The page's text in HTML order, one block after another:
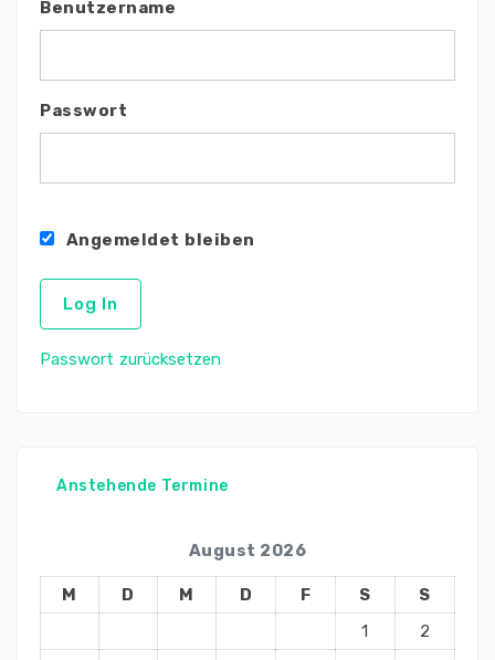
Benutzername
Passwort
Angemeldet bleiben
Passwort zurücksetzen
Anstehende Termine
August 2026
M D M D F S
S
1
2